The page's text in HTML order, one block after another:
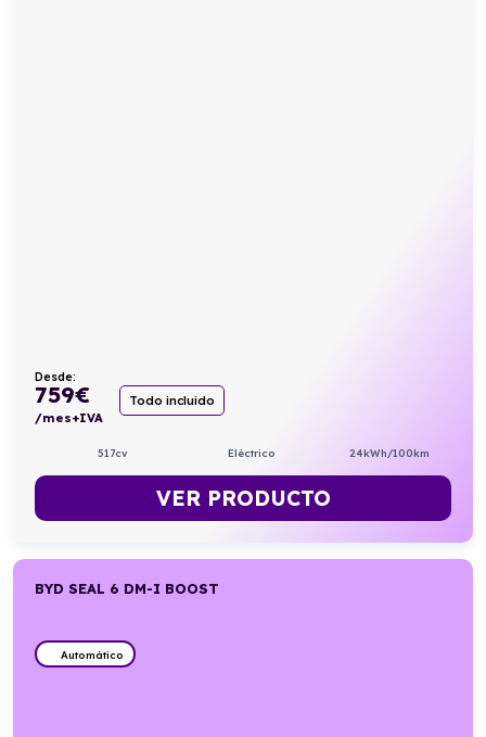
Desde:
759€
/mes+IVA
Todo incluido
517cv Eléctrico 24kWh/100km
VER PRODUCTO
BYD SEAL 6 DM-I BOOST
Automático